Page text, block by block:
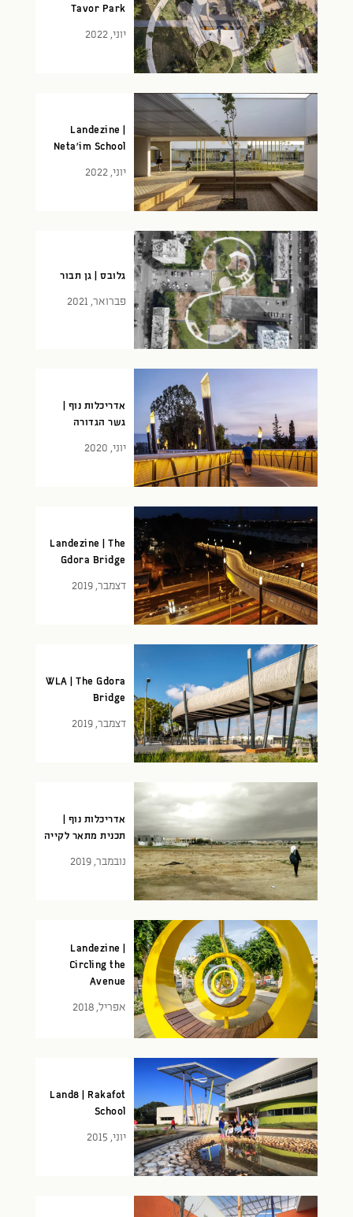
Tavor Park
יוני, 2022
Landezine |
Neta’im School
יוני, 2022
גלובס | גן תבור
פברואר, 2021
אדריכלות נוף |
גשר הגדורה
יוני, 2020
Landezine | The
Gdora Bridge
דצמבר, 2019
WLA | The Gdora
Bridge
דצמבר, 2019
אדריכלות נוף |
תכנית מתאר לקייה
נובמבר, 2019
Landezine |
Circling the
Avenue
אפריל, 2018
Land8 | Rakafot
School
יוני, 2015